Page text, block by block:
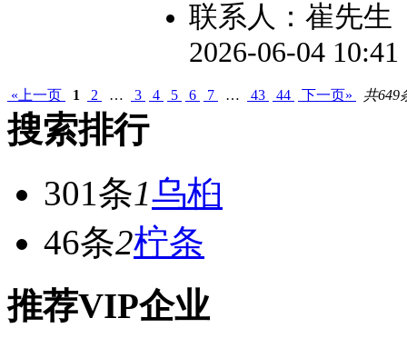
联系人：崔先生
2026-06-04
«上一页 1 2 … 3 4 5 6 7 … 43 44 下一页» 共649
搜索排行
301条1乌桕
46条2柠条
推荐VIP企业